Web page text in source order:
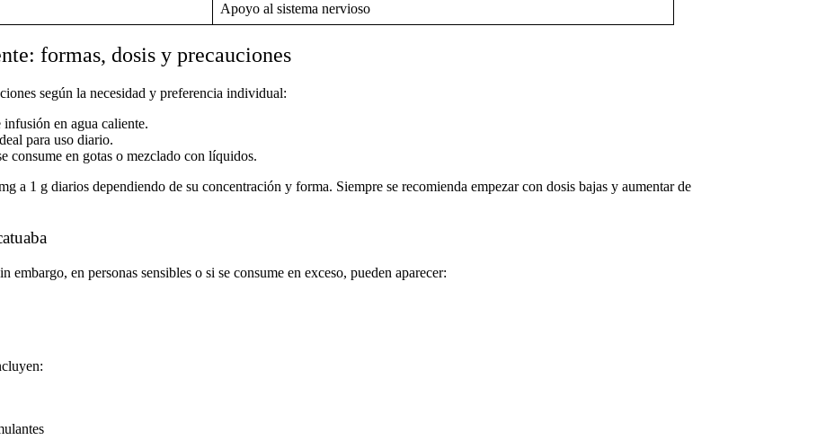
Apoyo al sistema nervioso
formas, dosis y precauciones
según la necesidad y preferencia individual:
infusión en agua caliente.
para uso diario.
consume en gotas o mezclado con líquidos.
a 1 g diarios dependiendo de su concentración y forma. Siempre se recomienda empezar con dosis bajas y aumentar de
embargo, en personas sensibles o si se consume en exceso, pueden aparecer: